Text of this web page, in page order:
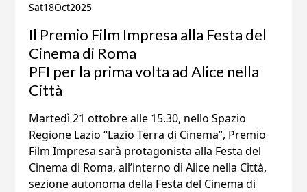
Sat18Oct2025
Il Premio Film Impresa alla Festa del
Cinema di Roma
PFI per la prima volta ad Alice nella
Città
Martedì 21 ottobre alle 15.30, nello Spazio
Regione Lazio “Lazio Terra di Cinema”, Premio
Film Impresa sarà protagonista alla Festa del
Cinema di Roma, all’interno di Alice nella Città,
sezione autonoma della Festa del Cinema di